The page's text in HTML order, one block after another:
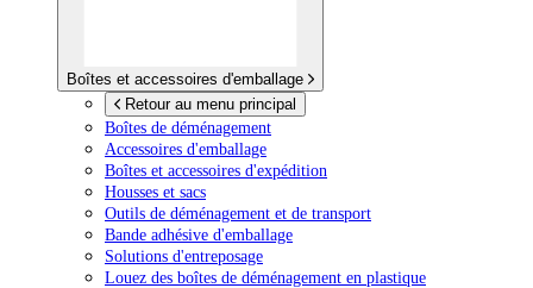
Boîtes et accessoires d'emballage
Retour au menu principal
Boîtes de déménagement
Accessoires d'emballage
Boîtes et accessoires d'expédition
Housses et sacs
Outils de déménagement et de transport
Bande adhésive d'emballage
Solutions d'entreposage
Louez des boîtes de déménagement en plastique